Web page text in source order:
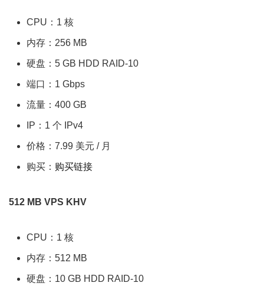
CPU：1 核
内存：256 MB
硬盘：5 GB HDD RAID-10
端口：1 Gbps
流量：400 GB
IP：1 个 IPv4
价格：7.99 美元 / 月
购买： 购买链接
512 MB VPS KHV
CPU：1 核
内存：512 MB
硬盘：10 GB HDD RAID-10